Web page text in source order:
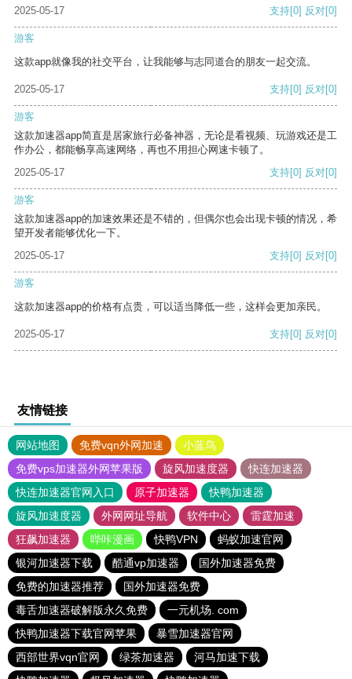
2025-05-17
支持[0] 反对[0]
游客
这款app就像我的社交平台，让我能够与志同道合的朋友一起交流。
2025-05-17 支持[0] 反对[0]
游客
这款加速器app简直是居家旅行必备神器，无论是看视频、玩游戏还是工
作办公，都能畅享高速网络，再也不用担心网速卡顿了。
2025-05-17
支持[0] 反对[0]
游客
这款加速器app的加速效果还是不错的，但偶尔也会出现卡顿的情况，希
望开发者能够优化一下。
2025-05-17
支持[0] 反对[0]
游客
这款加速器app的价格有点贵，可以适当降低一些，这样会更加亲民。
2025-05-17 支持[0] 反对[0]
友情链接
网站地图 免费vqn外网加速
小蓝鸟
免费vps加速器外网苹果版
旋风加速度器
快连加速器
快连加速器官网入口
原子加速器
快鸭加速器
旋风加速度器
外网网址导航 软件中心
雷霆加速
狂飙加速器
哔咔漫画 快鸭VPN
蚂蚁加速官网
银河加速器下载
酷通vp加速器
国外加速器免费
免费的加速器推荐
国外加速器免费
毒舌加速器破解版永久免费
一元机场. com
快鸭加速器下载官网苹果
暴雪加速器官网
西部世界vqn官网
绿茶加速器
河马加速下载